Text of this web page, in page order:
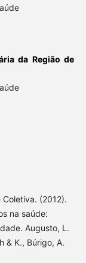
da Região de
Coletiva. (2012).
na saúde:
Augusto, L.
& K., Búrigo, A.